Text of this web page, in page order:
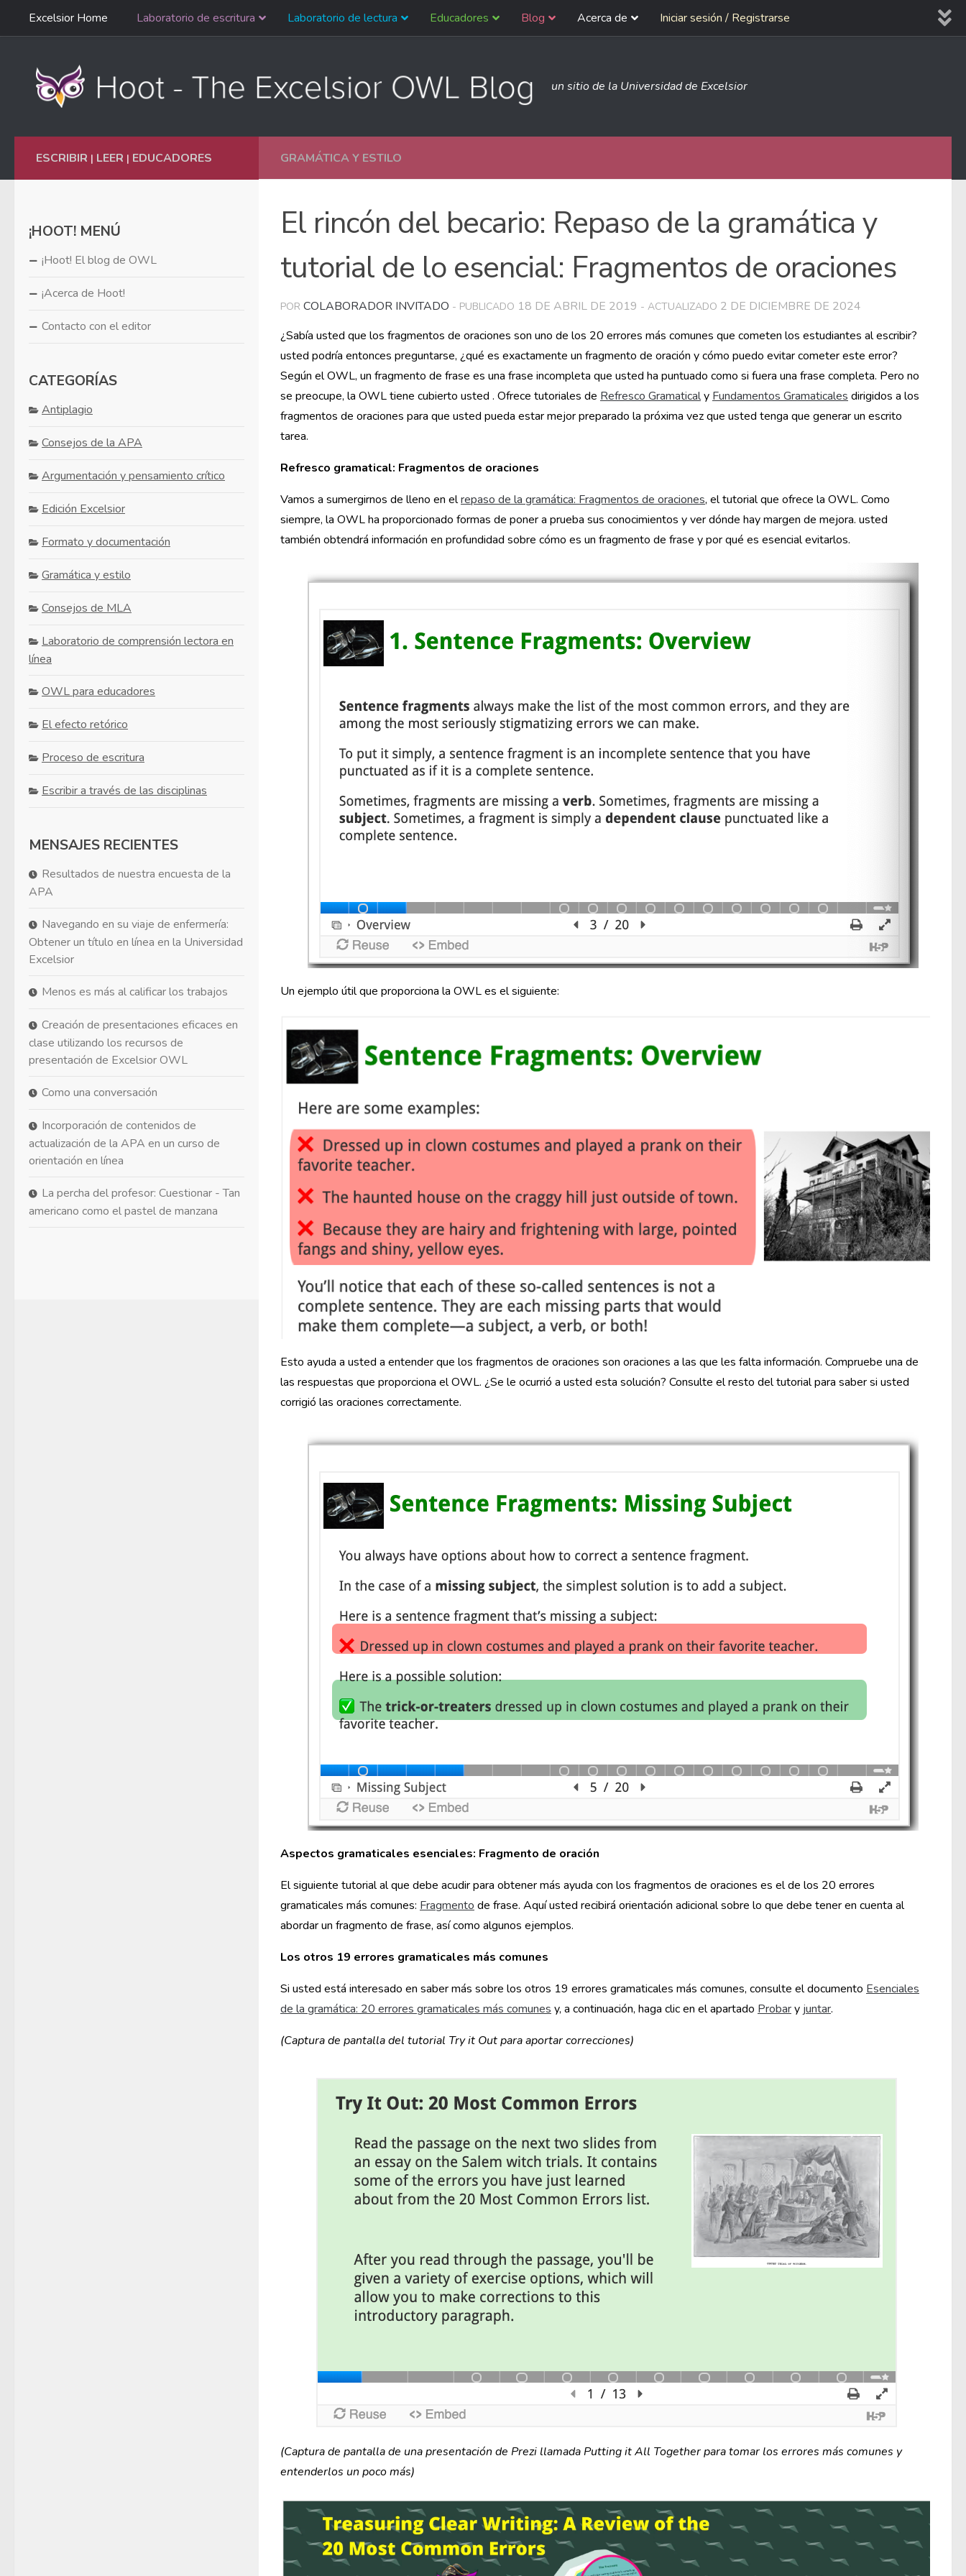
Ir al contenido
navegación
Excelsior Home Laboratorio de escritura Laboratorio de lectura Educadores Blog Acerca de Iniciar sesión / Registrarse
un sitio de la Universidad de Excelsior
GRAMÁTICA Y ESTILO
El rincón del becario: Repaso de la gramática y
tutorial de lo esencial: Fragmentos de oraciones
POR COLABORADOR INVITADO - PUBLICADO 18 DE ABRIL DE 2019 - ACTUALIZADO 2 DE DICIEMBRE DE 2024
¿Sabía usted que los fragmentos de oraciones son uno de los 20 errores más comunes que cometen los estudiantes al escribir?
usted podría entonces preguntarse, ¿qué es exactamente un fragmento de oración y cómo puedo evitar cometer este error?
Según el OWL, un fragmento de frase es una frase incompleta que usted ha puntuado como si fuera una frase completa. Pero no
se preocupe, la OWL tiene cubierto usted . Ofrece tutoriales de Refresco Gramaticaly Fundamentos Gramaticales dirigidos a los
fragmentos de oraciones para que usted pueda estar mejor preparado la próxima vez que usted tenga que generar un escrito
tarea.
Refresco gramatical: Fragmentos de oraciones
Vamos a sumergirnos de lleno en elrepaso de la gramática: Fragmentos de oraciones, el tutorial que ofrece la OWL. Como
siempre, la OWL ha proporcionado formas de poner a prueba sus conocimientos y ver dónde hay margen de mejora. usted
también obtendrá información en profundidad sobre cómo es un fragmento de frase y por qué es esencial evitarlos.
Un ejemplo útil que proporciona la OWL es el siguiente:
Esto ayuda a usted a entender que los fragmentos de oraciones son oraciones a las que les falta información. Compruebe una de
las respuestas que proporciona el OWL. ¿Se le ocurrió a usted esta solución? Consulte el resto del tutorial para saber si usted
corrigió las oraciones correctamente.
Aspectos gramaticales esenciales: Fragmento de oración
El siguiente tutorial al que debe acudir para obtener más ayuda con los fragmentos de oraciones es el de los 20 errores
gramaticales más comunes: Fragmento de frase. Aquí usted recibirá orientación adicional sobre lo que debe tener en cuenta al
abordar un fragmento de frase, así como algunos ejemplos.
Los otros 19 errores gramaticales más comunes
Si usted está interesado en saber más sobre los otros 19 errores gramaticales más comunes, consulte el documento Esenciales
de la gramática: 20 errores gramaticales más comunes y, a continuación, haga clic en el apartado Probary juntar.
(Captura de pantalla del tutorial Try it Out para aportar correcciones)
(Captura de pantalla de una presentación de Prezi llamada Putting it All Together para tomar los errores más comunes y
entenderlos un poco más)
ESCRIBIR | LEER | EDUCADORES
¡HOOT! MENÚ
¡Hoot! El blog de OWL
¡Acerca de Hoot!
Contacto con el editor
CATEGORÍAS
Antiplagio
Consejos de la APA
Argumentación y pensamiento crítico
Edición Excelsior
Formato y documentación
Gramática y estilo
Consejos de MLA
Laboratorio de comprensión lectora en
línea
OWL para educadores
El efecto retórico
Proceso de escritura
Escribir a través de las disciplinas
MENSAJES RECIENTES
Resultados de nuestra encuesta de la
APA
Navegando en su viaje de enfermería:
Obtener un título en línea en la Universidad
Excelsior
Menos es más al calificar los trabajos
Creación de presentaciones eficaces en
clase utilizando los recursos de
presentación de Excelsior OWL
Como una conversación
Incorporación de contenidos de
actualización de la APA en un curso de
orientación en línea
La percha del profesor: Cuestionar - Tan
americano como el pastel de manzana